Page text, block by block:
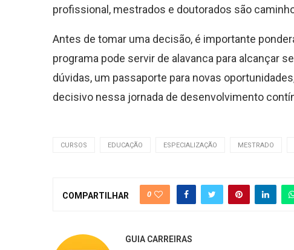
profissional, mestrados e doutorados são
Antes de tomar uma decisão, é importante
programa pode servir de alavanca para alcançar
dúvidas, um passaporte para novas
decisivo nessa jornada de desenvolvimento
CURSOS EDUCAÇÃO ESPECIALIZAÇÃO MESTRADO
COMPARTILHAR 0
GUIA CARREIRAS